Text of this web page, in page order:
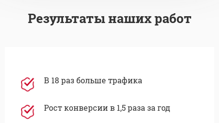
Результаты наших работ
В 18 раз больше трафика
Рост конверсии в 1,5 раза за год